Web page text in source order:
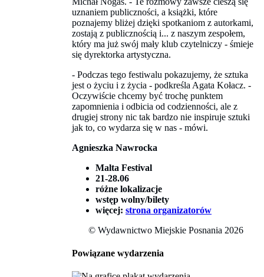
uznaniem publiczności, a książki, które
poznajemy bliżej dzięki spotkaniom z autorkami,
zostają z publicznością i... z naszym zespołem,
który ma już swój mały klub czytelniczy - śmieje
się dyrektorka artystyczna.
- Podczas tego festiwalu pokazujemy, że sztuka
jest o życiu i z życia - podkreśla Agata Kołacz. -
Oczywiście chcemy być trochę punktem
zapomnienia i odbicia od codzienności, ale z
drugiej strony nic tak bardzo nie inspiruje sztuki
jak to, co wydarza się w nas - mówi.
Agnieszka Nawrocka
Malta Festival
21-28.06
różne lokalizacje
wstęp wolny/bilety
więcej: strona organizatorów
© Wydawnictwo Miejskie Posnania 2026
Powiązane wydarzenia